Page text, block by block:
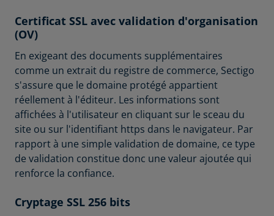
Certificat SSL avec validation d'organisation
(OV)
En exigeant des documents supplémentaires
comme un extrait du registre de commerce, Sectigo
s'assure que le domaine protégé appartient
réellement à l'éditeur. Les informations sont
affichées à l'utilisateur en cliquant sur le sceau du
site ou sur l'identifiant https dans le navigateur. Par
rapport à une simple validation de domaine, ce type
de validation constitue donc une valeur ajoutée qui
renforce la confiance.
Cryptage SSL 256 bits